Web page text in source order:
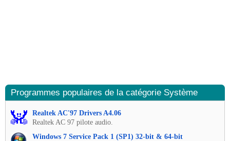
Programmes populaires de la catégorie Système
Realtek AC'97 Drivers A4.06
Realtek AC 97 pilote audio.
Windows 7 Service Pack 1 (SP1) 32-bit & 64-bit